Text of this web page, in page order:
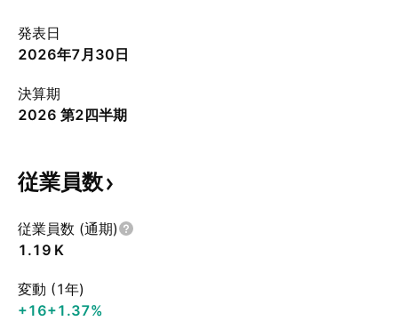
発表日
2026年7月30日
決算期
2026 第2四半期
従業員数
従業員数 (通期)
‪1.19 K‬
変動 (1年)
+16+1.37%